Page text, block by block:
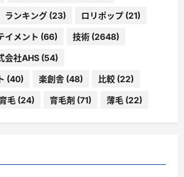
ランキング (23) ロリポップ (21)
イメント (66) 技術 (2648)
会社AHS (54)
(40) 楽創舎 (48) 比較 (22)
毛 (24) 育毛剤 (71) 薄毛 (22)